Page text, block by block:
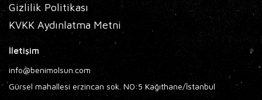
Gizlilik Politikası
KVKK Aydınlatma Metni
İletişim
info@benimolsun.com
Gürsel mahallesi erzincan sok. NO:5 Kağıthane/İstanbul